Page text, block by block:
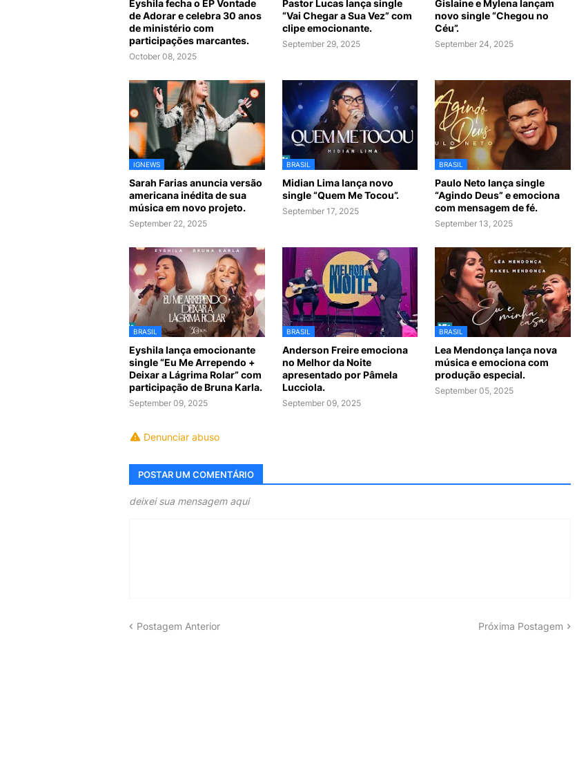
Eyshila fecha o EP Vontade
de Adorar e celebra 30 anos
de ministério com
participações marcantes.
October 08, 2025
Pastor Lucas lança single
“Vai Chegar a Sua Vez” com
clipe emocionante.
September 29, 2025
Gislaine e Mylena lançam
novo single “Chegou no
Céu”.
September 24, 2025
IGNEWS
Sarah Farias anuncia versão
americana inédita de sua
música em novo projeto.
September 22, 2025
BRASIL
Midian Lima lança novo
single “Quem Me Tocou”.
September 17, 2025
BRASIL
Paulo Neto lança single
“Agindo Deus” e emociona
com mensagem de fé.
September 13, 2025
BRASIL
Eyshila lança emocionante
single “Eu Me Arrependo +
Deixar a Lágrima Rolar” com
participação de Bruna Karla.
September 09, 2025
BRASIL
Anderson Freire emociona
no Melhor da Noite
apresentado por Pâmela
Lucciola.
September 09, 2025
BRASIL
Lea Mendonça lança nova
música e emociona com
produção especial.
September 05, 2025
Denunciar abuso
POSTAR UM COMENTÁRIO
deixei sua mensagem aqui
Postagem Anterior Próxima Postagem